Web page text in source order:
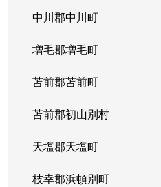
中川郡中川町
増毛郡増毛町
苫前郡苫前町
苫前郡初山別村
天塩郡天塩町
枝幸郡浜頓別町